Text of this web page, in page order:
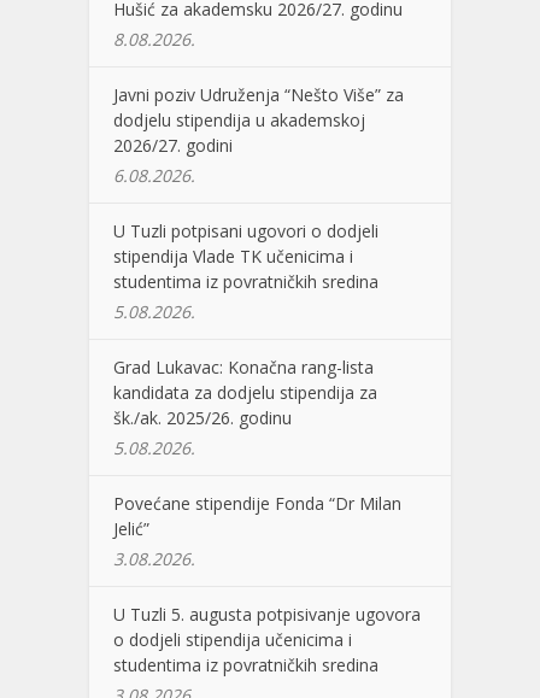
Hušić za akademsku 2026/27. godinu
8.08.2026.
Javni poziv Udruženja “Nešto Više” za
dodjelu stipendija u akademskoj
2026/27. godini
6.08.2026.
U Tuzli potpisani ugovori o dodjeli
stipendija Vlade TK učenicima i
studentima iz povratničkih sredina
5.08.2026.
Grad Lukavac: Konačna rang-lista
kandidata za dodjelu stipendija za
šk./ak. 2025/26. godinu
5.08.2026.
Povećane stipendije Fonda “Dr Milan
Jelić”
3.08.2026.
U Tuzli 5. augusta potpisivanje ugovora
o dodjeli stipendija učenicima i
studentima iz povratničkih sredina